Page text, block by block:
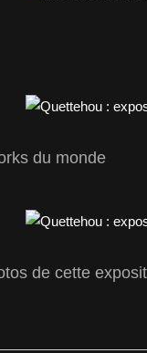
du monde
de cette